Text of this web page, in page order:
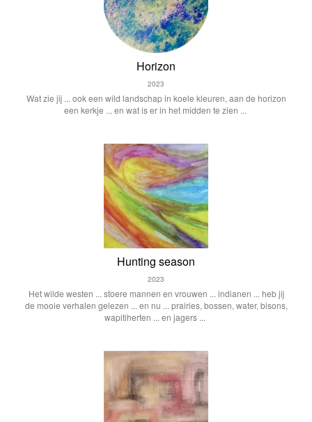
Horizon
2023
Wat zie jij ... ook een wild landschap in koele kleuren, aan de horizon
een kerkje ... en wat is er in het midden te zien ...
Hunting season
2023
Het wilde westen ... stoere mannen en vrouwen ... indianen ... heb jij
de mooie verhalen gelezen ... en nu ... prairies, bossen, water, bisons,
wapitiherten ... en jagers ...